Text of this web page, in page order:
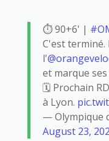
⏱️ 90+6' |
C'est terminé.
l'
et marque
🗓️ Prochain
à Lyon.
— Olympique
August 23,